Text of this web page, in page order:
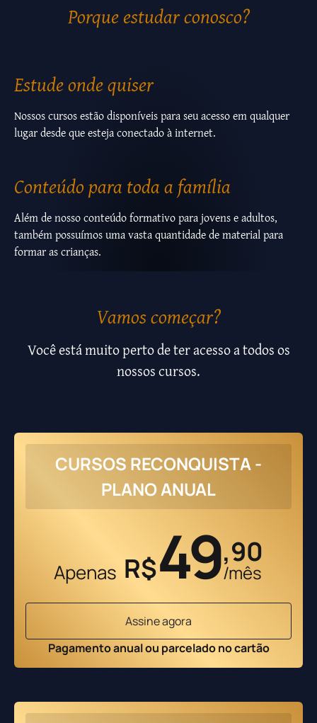
Porque estudar conosco?
Estude onde quiser
Nossos cursos estão disponíveis para seu acesso em qualquer
lugar desde que esteja conectado à internet.
Conteúdo para toda a família
Além de nosso conteúdo formativo para jovens e adultos,
também possuímos uma vasta quantidade de material para
formar as crianças.
Vamos começar?
Você está muito perto de ter acesso a todos os
nossos cursos.
CURSOS RECONQUISTA -
PLANO ANUAL
Apenas R$49,90
/mês
Assine agora
Pagamento anual ou parcelado no cartão